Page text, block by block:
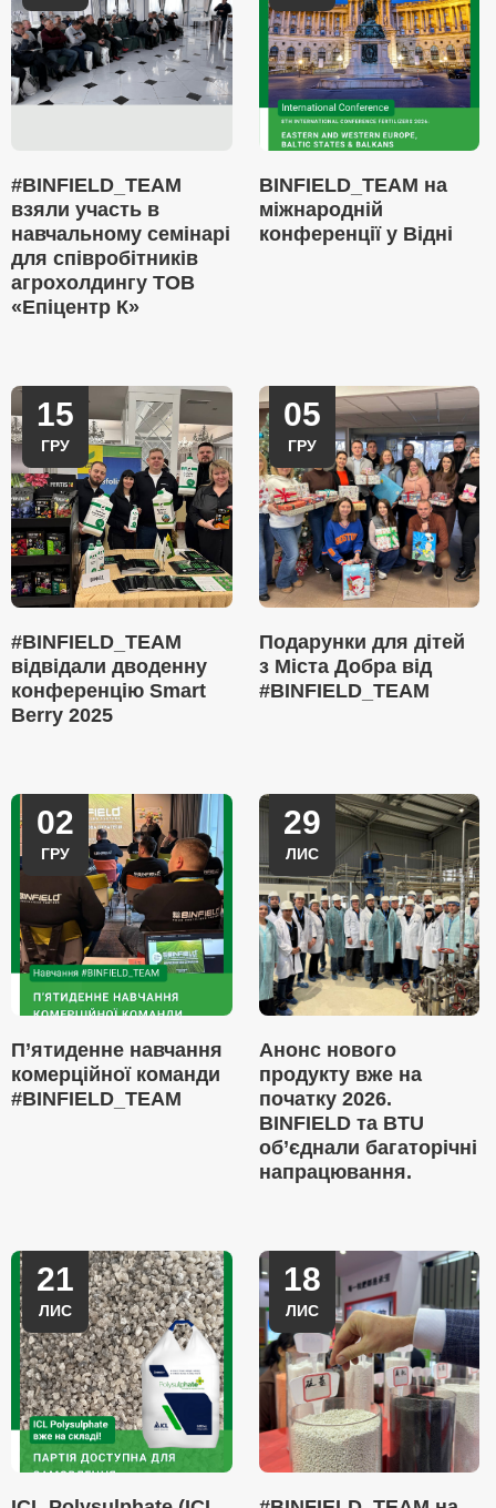
#BINFIELD_TEAM
взяли участь в
навчальному семінарі
для співробітників
агрохолдингу ТОВ
«Епіцентр К»
BINFIELD_TEAM на
міжнародній
конференції у Відні
15
ГРУ
#BINFIELD_TEAM
відвідали дводенну
конференцію Smart
Berry 2025
05
ГРУ
Подарунки для дітей
з Міста Добра від
#BINFIELD_TEAM
02
ГРУ
П’ятиденне навчання
комерційної команди
#BINFIELD_TEAM
29
ЛИС
Анонс нового
продукту вже на
початку 2026.
BINFIELD та BTU
об’єднали багаторічні
напрацювання.
21
ЛИС
18
ЛИС